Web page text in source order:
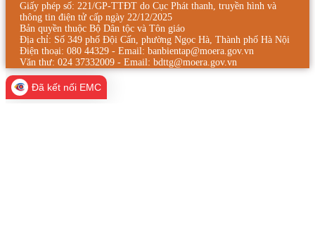
Giấy phép số: 221/GP-TTĐT do Cục Phát thanh, truyền hình và
thông tin điện tử cấp ngày 22/12/2025
Bản quyền thuộc Bộ Dân tộc và Tôn giáo
Địa chỉ: Số 349 phố Đội Cấn, phường Ngọc Hà, Thành phố Hà Nội
Điện thoại: 080 44329 - Email: banbientap@moera.gov.vn
Văn thư: 024 37332009 - Email: bdttg@moera.gov.vn
Đã kết nối EMC